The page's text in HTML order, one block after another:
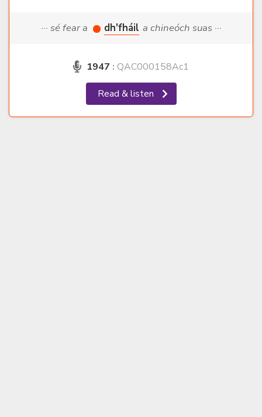
··· sé fear a dh'fháil a chineóch suas ···
1947 : QAC000158Ac1
Read & listen